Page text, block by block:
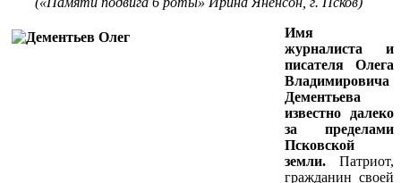
Имя
журналиста и
писателя Олега
Владимировича
Дементьева
известно далеко
за пределами
Псковской
земли. Патриот,
гражданин своей